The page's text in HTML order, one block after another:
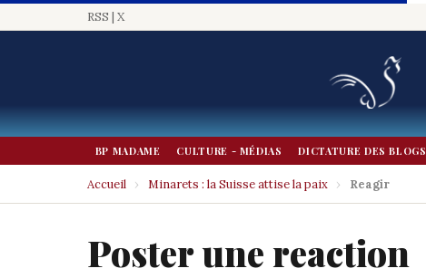
RSS | X
BP MADAME CULTURE - MÉDIAS DICTATURE DES BLOGS
Accueil › Minarets : la Suisse attise la paix › Reagir
Poster une reaction